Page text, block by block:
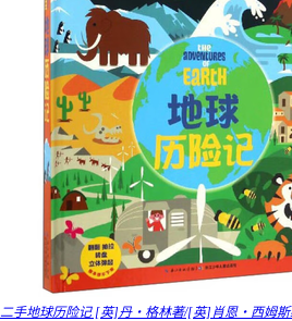
二手地球历险记 [英]丹・格林著/[英]肖恩・西姆斯